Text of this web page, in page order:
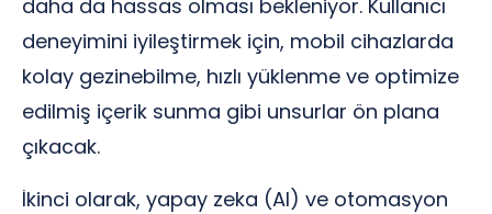
daha da hassas olması bekleniyor. Kullanıcı
deneyimini iyileştirmek için, mobil cihazlarda
kolay gezinebilme, hızlı yüklenme ve optimize
edilmiş içerik sunma gibi unsurlar ön plana
çıkacak.
İkinci olarak, yapay zeka (AI) ve otomasyon